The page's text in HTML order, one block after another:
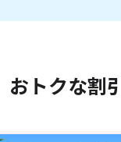
おトクな割